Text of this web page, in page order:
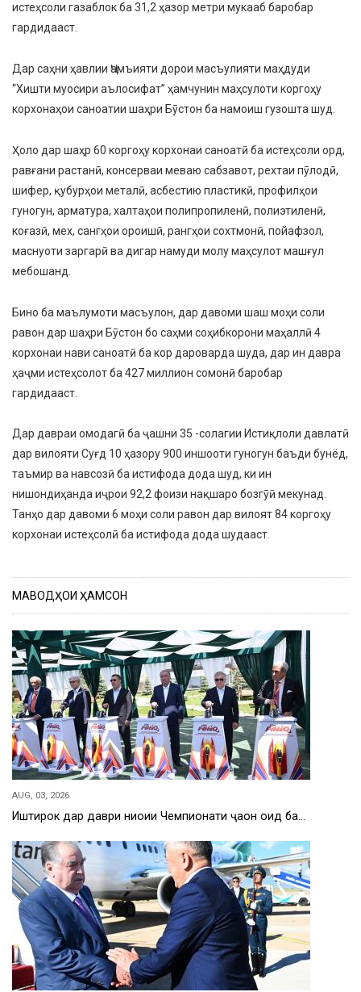
истеҳсоли газаблок ба 31,2 ҳазор метри мукааб баробар
гардидааст.
Дар саҳни ҳавлии Ҷамъияти дорои масъулияти маҳдуди
“Хишти муосири аълосифат” ҳамчунин маҳсулоти коргоҳу
корхонаҳои саноатии шаҳри Бӯстон ба намоиш гузошта шуд.
Ҳоло дар шаҳр 60 коргоҳу корхонаи саноатӣ ба истеҳсоли орд,
равғани растанӣ, консерваи меваю сабзавот, рехтаи пӯлодӣ,
шифер, қубурҳои металӣ, асбестию пластикӣ, профилҳои
гуногун, арматура, халтаҳои полипропиленӣ, полиэтиленӣ,
коғазӣ, мех, сангҳои ороишӣ, рангҳои сохтмонӣ, пойафзол,
маснуоти заргарӣ ва дигар намуди молу маҳсулот машғул
мебошанд.
Бино ба маълумоти масъулон, дар давоми шаш моҳи соли
равон дар шаҳри Бӯстон бо саҳми соҳибкорони маҳаллӣ 4
корхонаи нави саноатӣ ба кор дароварда шуда, дар ин давра
ҳаҷми истеҳсолот ба 427 миллион сомонӣ баробар
гардидааст.
Дар давраи омодагӣ ба ҷашни 35 -солагии Истиқлоли давлатӣ
дар вилояти Суғд 10 ҳазору 900 иншооти гуногун баъди бунёд,
таъмир ва навсозӣ ба истифода дода шуд, ки ин
нишондиҳанда иҷрои 92,2 фоизи нақшаро бозгӯӣ мекунад.
Танҳо дар давоми 6 моҳи соли равон дар вилоят 84 коргоҳу
корхонаи истеҳсолӣ ба истифода дода шудааст.
МАВОДҲОИ ҲАМСОН
AUG, 03, 2026
Иштирок дар даври ниҳоии Чемпионати ҷаҳон оид ба…